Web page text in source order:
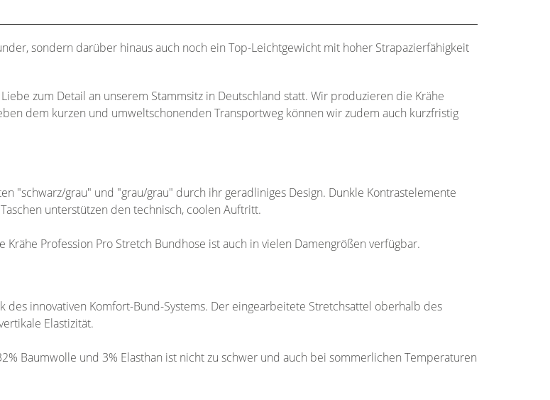
sondern darüber hinaus auch noch ein Top-Leichtgewicht mit hoher Strapazierfähigkeit
zum Detail an unserem Stammsitz in Deutschland statt. Wir produzieren die Krähe
dem kurzen und umweltschonenden Transportweg können wir zudem auch kurzfristig
"schwarz/grau" und "grau/grau" durch ihr geradliniges Design. Dunkle Kontrastelemente
unterstützen den technisch, coolen Auftritt.
Profession Pro Stretch Bundhose ist auch in vielen Damengrößen verfügbar.
innovativen Komfort-Bund-Systems. Der eingearbeitete Stretchsattel oberhalb des
Elastizität.
Baumwolle und 3% Elasthan ist nicht zu schwer und auch bei sommerlichen Temperaturen